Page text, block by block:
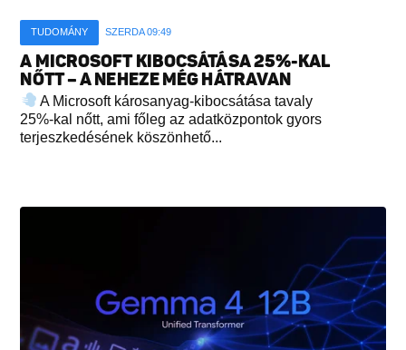
TUDOMÁNY SZERDA 09:49
A MICROSOFT KIBOCSÁTÁSA 25%-KAL
NŐTT – A NEHEZE MÉG HÁTRAVAN
A Microsoft károsanyag-kibocsátása tavaly
25%-kal nőtt, ami főleg az adatközpontok gyors
terjeszkedésének köszönhető...